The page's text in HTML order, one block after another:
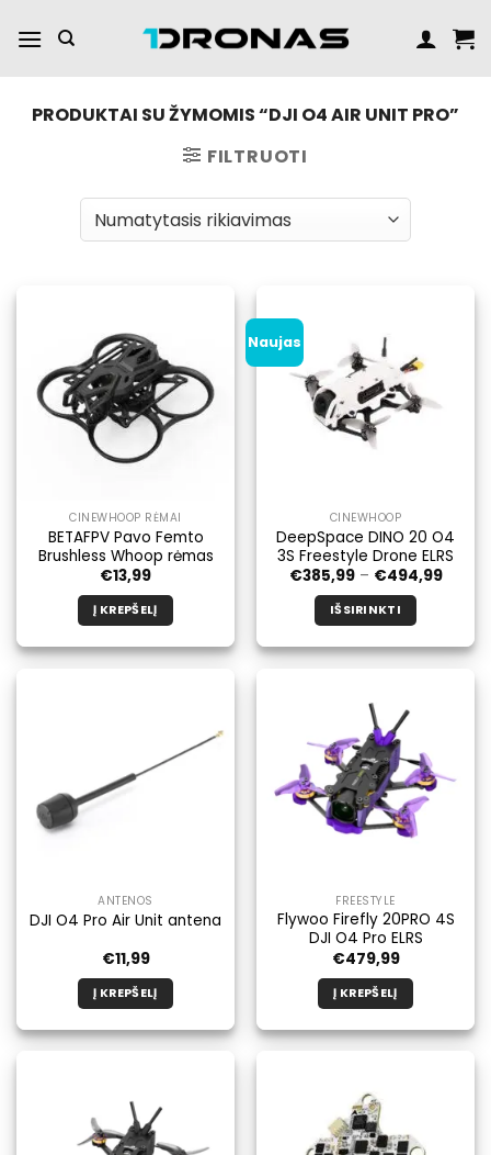
turinį
PRODUKTAI SU ŽYMOMIS “DJI O4 AIR UNIT PRO”
FILTRUOTI
CINEWHOOP RĖMAI
BETAFPV Pavo Femto
Brushless Whoop rėmas
€13,99
Į KREPŠELĮ
Naujas
CINEWHOOP
DeepSpace DINO 20 O4
3S Freestyle Drone ELRS
€385,99 – €494,99Kainų
IŠSIRINKTI
produktas
kelis
variantus.
Galimybe
galite
pasirinkti
produkto
puslapyje.
ANTENOS
DJI O4 Pro Air Unit antena
€11,99
Į KREPŠELĮ
FREESTYLE
Flywoo Firefly 20PRO 4S
DJI O4 Pro ELRS
€479,99
Į KREPŠELĮ